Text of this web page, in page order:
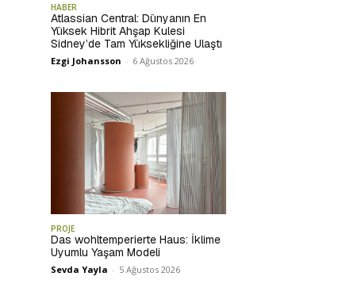
HABER
Atlassian Central: Dünyanın En
Yüksek Hibrit Ahşap Kulesi
Sidney’de Tam Yüksekliğine Ulaştı
Ezgi Johansson - 6 Ağustos 2026
PROJE
Das wohltemperierte Haus: İklime
Uyumlu Yaşam Modeli
Sevda Yayla - 5 Ağustos 2026